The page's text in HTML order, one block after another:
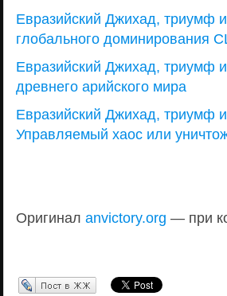
Евразийский Джихад, триумф
глобального доминирования
Евразийский Джихад, триумф
древнего арийского мира
Евразийский Джихад, триумф
Управляемый хаос или
Оригинал anvictory.org — при
Перепост в ЖЖ